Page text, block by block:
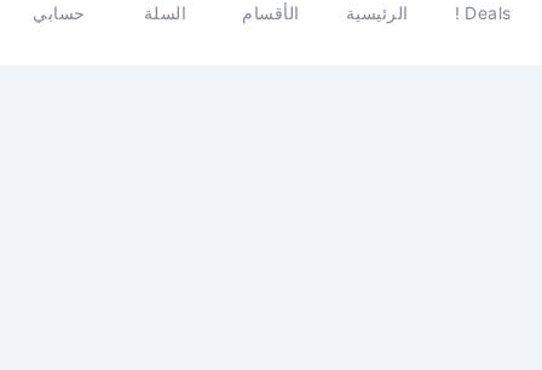
Deals ! الرئيسية الأقسام السلة حسابي